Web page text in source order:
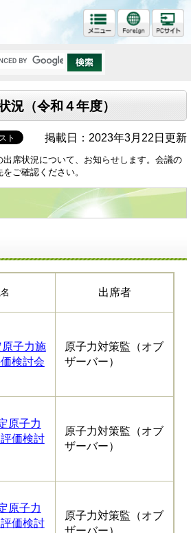
況（令和４年度）
掲載日：2023年3月22日更新
席状況について、お知らせします。会議の
ご確認ください。
出席者
子力施
検討会
原子力対策監（オブ
ザーバー）
原子力
価検討
原子力対策監（オブ
ザーバー）
原子力
価検討
原子力対策監（オブ